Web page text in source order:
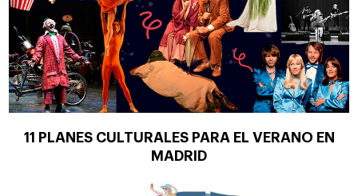
11 PLANES CULTURALES PARA EL VERANO EN
MADRID